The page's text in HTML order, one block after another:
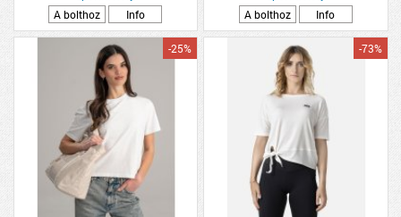
A bolthoz
Info
A bolthoz
Info
-25% -73%